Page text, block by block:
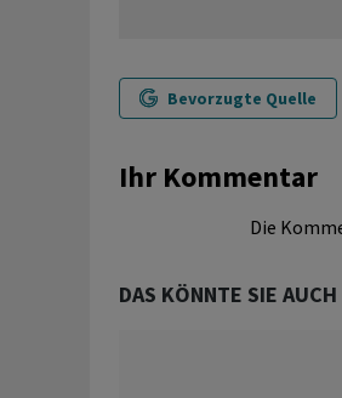
Bevorzugte Quelle
Ihr Kommentar
Die
DAS KÖNNTE SIE